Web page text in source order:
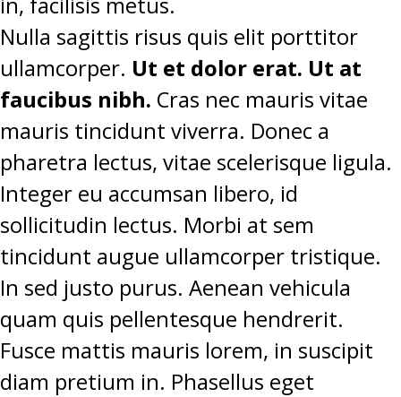
Nulla sagittis risus quis elit porttitor
ullamcorper. Ut et dolor erat. Ut at
faucibus nibh. Cras nec mauris vitae
mauris tincidunt viverra. Donec a
pharetra lectus, vitae scelerisque ligula.
Integer eu accumsan libero, id
sollicitudin lectus. Morbi at sem
tincidunt augue ullamcorper tristique.
In sed justo purus. Aenean vehicula
quam quis pellentesque hendrerit.
Fusce mattis mauris lorem, in suscipit
diam pretium in. Phasellus eget